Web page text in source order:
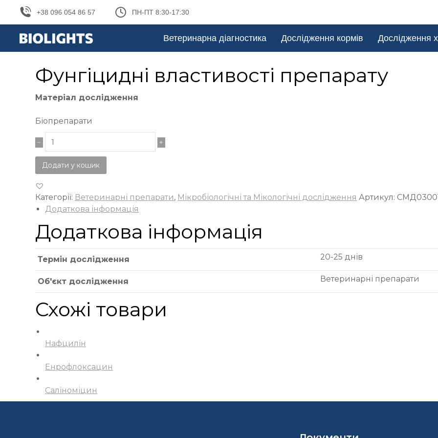
+38 096 054 86 57 ПН-ПТ 8:30-17:30
Ветеринарна діагностика Дослідження кормів Дослідження
Фунгіцидні властивості препарату
Матеріал дослідження
Біопрепарати
Додати у кошик
Категорії: Ветеринарні препарати, Мікробіологічні та Мікологічні дослідження Артикул:
Додаткова інформація
Додаткова інформація
Термін дослідження 20-25 днів
Об'єкт дослідження Ветеринарні препарати
Схожі товари
Нафцилін
Енрофлоксацин
Саліноміцин